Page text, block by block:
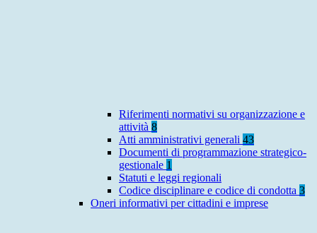
Riferimenti normativi su organizzazione e
attività 8
Atti amministrativi generali 43
Documenti di programmazione strategico-
gestionale 1
Statuti e leggi regionali
Codice disciplinare e codice di condotta 3
Oneri informativi per cittadini e imprese